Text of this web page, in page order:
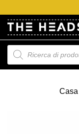
contenuti
Ricerca
prodotti
Casa